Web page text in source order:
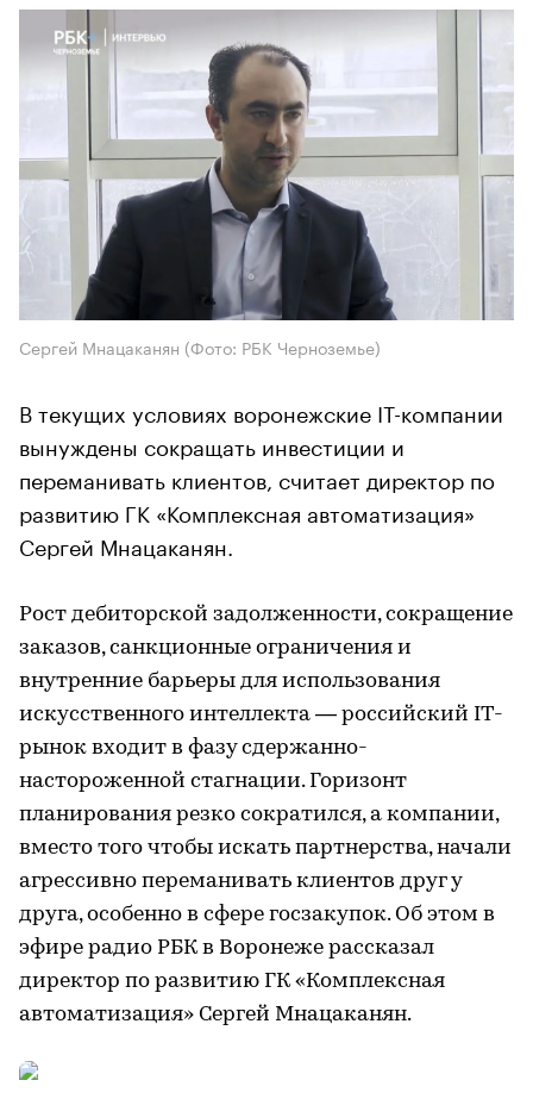
Сергей Мнацаканян (Фото: РБК Черноземье)
В текущих условиях воронежские IT-компании
вынуждены сокращать инвестиции и
переманивать клиентов, считает директор по
развитию ГК «Комплексная автоматизация»
Сергей Мнацаканян.
Рост дебиторской задолженности, сокращение
заказов, санкционные ограничения и
внутренние барьеры для использования
искусственного интеллекта — российский IT-
рынок входит в фазу сдержанно-
настороженной стагнации. Горизонт
планирования резко сократился, а компании,
вместо того чтобы искать партнерства, начали
агрессивно переманивать клиентов друг у
друга, особенно в сфере госзакупок. Об этом в
эфире радио РБК в Воронеже рассказал
директор по развитию ГК «Комплексная
автоматизация» Сергей Мнацаканян.